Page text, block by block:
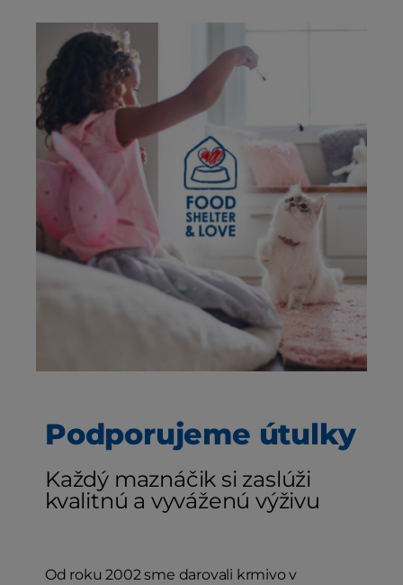
Podporujeme útulky
Každý maznáčik si zaslúži
kvalitnú a vyváženú výživu
Od roku 2002 sme darovali krmivo v